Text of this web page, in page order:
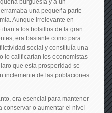
burguesía y a un
una pequeña parte
Aunque irrelevante en
a los bolsillos de la gran
era bastante como para
social y constituía una
lo calificarían los economistas
que esta prosperidad se
inclemente de las poblaciones
era esencial para mantener
o aumentar el nivel